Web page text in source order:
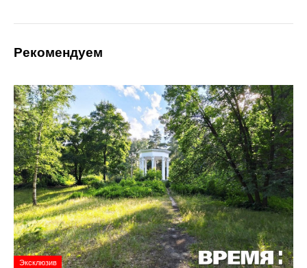
Рекомендуем
Эксклюзив